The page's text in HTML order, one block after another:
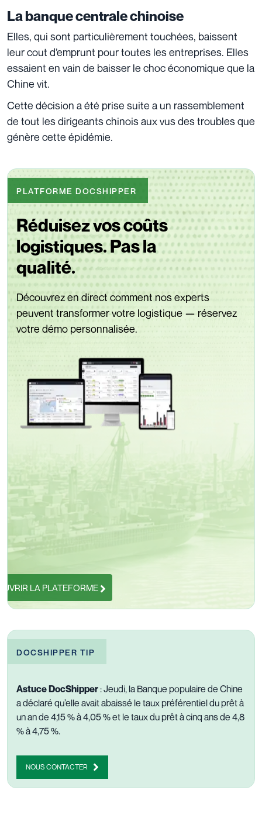
La banque centrale chinoise
Elles, qui sont particulièrement touchées, baissent
leur cout d’emprunt pour toutes les entreprises. Elles
essaient en vain de baisser le choc économique que la
Chine vit.
Cette décision a été prise suite a un rassemblement
de tout les dirigeants chinois aux vus des troubles que
génère cette épidémie.
PLATFORME DOCSHIPPER
Réduisez vos coûts
logistiques. Pas la
qualité.
Découvrez en direct comment nos experts
peuvent transformer votre logistique — réservez
votre démo personnalisée.
LA PLATEFORME
DOCSHIPPER TIP
Astuce DocShipper : Jeudi, la Banque populaire de Chine
a déclaré qu’elle avait abaissé le taux préférentiel du prêt à
un an de 4,15 % à 4,05 % et le taux du prêt à cinq ans de 4,8
% à 4,75 %.
NOUS CONTACTER